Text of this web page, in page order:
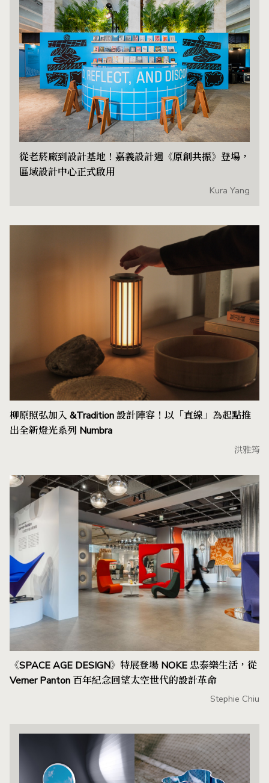
從老菸廠到設計基地！嘉義設計週《原創共振》登場，
區域設計中心正式啟用
Kura Yang
柳原照弘加入 &Tradition 設計陣容！以「直線」為起點推
出全新燈光系列 Numbra
洪雅筠
《SPACE AGE DESIGN》特展登場 NOKE 忠泰樂生活，從
Verner Panton 百年紀念回望太空世代的設計革命
Stephie Chiu